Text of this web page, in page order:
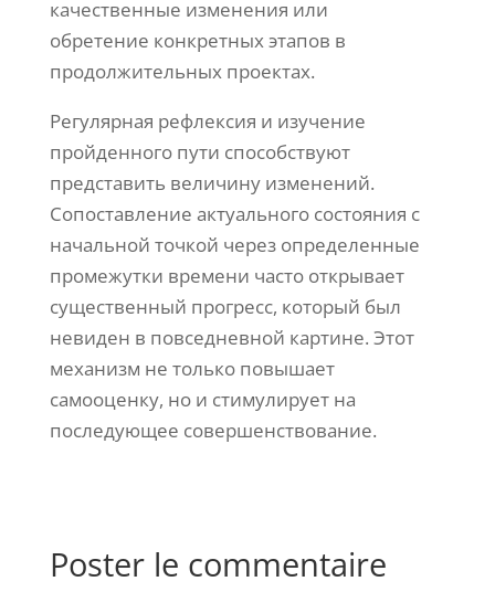
качественные изменения или
обретение конкретных этапов в
продолжительных проектах.
Регулярная рефлексия и изучение
пройденного пути способствуют
представить величину изменений.
Сопоставление актуального состояния с
начальной точкой через определенные
промежутки времени часто открывает
существенный прогресс, который был
невиден в повседневной картине. Этот
механизм не только повышает
самооценку, но и стимулирует на
последующее совершенствование.
Poster le commentaire